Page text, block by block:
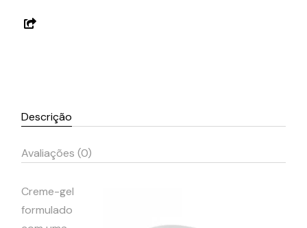
Descrição
Avaliações (0)
Creme-gel
formulado